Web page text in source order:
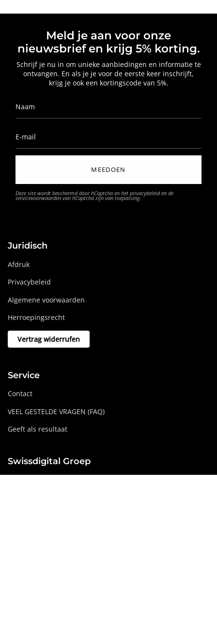
Meld je aan voor onze
nieuwsbrief en krijg 5% korting.
Schrijf je nu in om unieke aanbiedingen en informatie te
ontvangen. En als je je voor de eerste keer inschrijft,
krijg je ook een kortingscode van 5%.
MEEDOEN
Deze site wordt beschermd door hCaptcha en het privacybeleiden de
servicevoorwaarden van hCaptcha zijn van toepassing.
Juridisch
Afdruk
Privacybeleid
Algemene voorwaarden
Herroepingsrecht
Vertrag widerrufen
Service
Contact
VEEL GESTELDE VRAGEN (FAQ)
Geeft als resultaat
Swissdigital Groep